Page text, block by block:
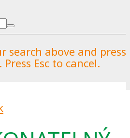
search above and press
Esc to cancel.